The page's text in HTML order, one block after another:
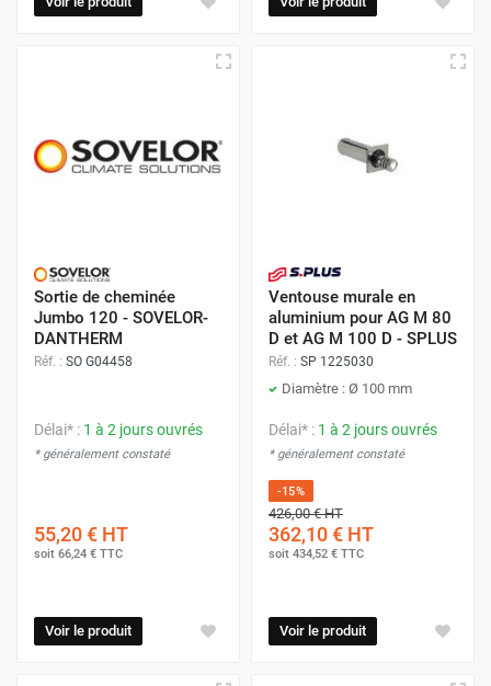
Sortie de cheminée
Jumbo 120 - SOVELOR-
DANTHERM
Réf. : SO G04458
Délai* : 1 à 2 jours ouvrés
* généralement constaté
55,20 € HT
soit 66,24 € TTC
Voir le produit
Ventouse murale en
aluminium pour AG M 80
D et AG M 100 D - SPLUS
Réf. : SP 1225030
Diamètre : Ø 100 mm
Délai* : 1 à 2 jours ouvrés
* généralement constaté
-15%
426,00 €HT
362,10 € HT
soit 434,52 € TTC
Voir le produit